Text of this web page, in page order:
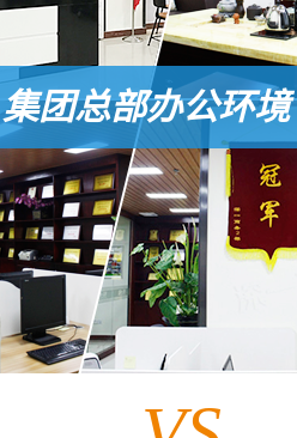
集团总部办公环境